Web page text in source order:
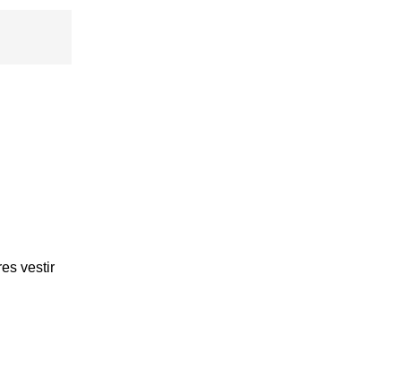
vestir